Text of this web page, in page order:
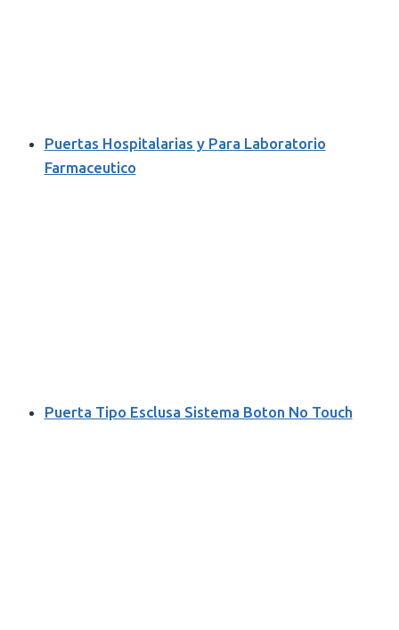
Puertas Hospitalarias y Para Laboratorio
Farmaceutico
Puerta Tipo Esclusa Sistema Boton No Touch